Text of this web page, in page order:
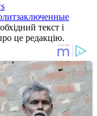
текст і
це редакцію.